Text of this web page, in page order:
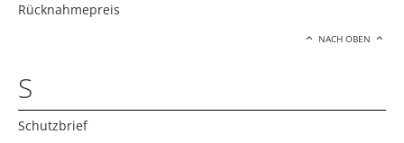
Rücknahmepreis
NACH OBEN
S
Schutzbrief